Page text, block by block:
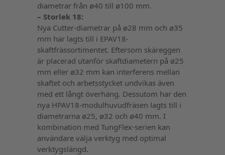
diametrar från ø40 till ø100 mm.
– Storlek 18:
Nya Cutter-diametrar på ø28 mm och ø35
mm har lagts till i EPAV18-
skaftfrässortimentet. Eftersom skäreggen
är placerad utanför skaftdiametern på ø25
mm eller ø32 mm kan interferens mellan
skaftet och arbetsstycket undvikas även
med ett långt överhäng. Dessutom har den
nya HPAV18-modulhuvudfräsen lagts till i
diametrarna ø25, ø32 och ø40 mm. I
kombination med TungFlex-serien kan
användare välja verktyg med optimal
verktygslängd.